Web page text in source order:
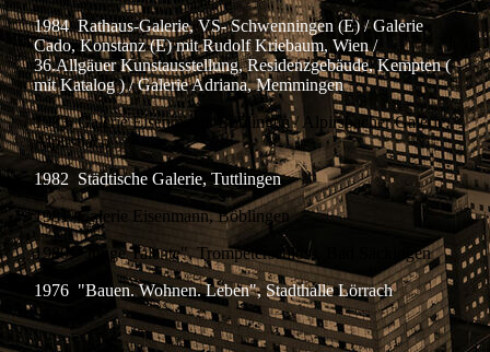
1984 Rathaus-Galerie, VS- Schwenningen (E) /Galerie
Cado, Konstanz (E) mit Rudolf Kriebaum, Wien /
36.Allgäuer Kunstausstellung, Residenzgebäude, Kempten (
mit Katalog ) /Galerie Adriana, Memmingen
1983 Galerie Eisenmann, Böblingen / Alpirsbacher Galerie,
Alpirsbach
1982 Städtische Galerie, Tuttlingen
1981 Galerie Eisenmann, Böblingen
1980 "Junge Talente", Trompeterschloss, Bad Säckingen
1976 "Bauen. Wohnen. Leben", Stadthalle Lörrach